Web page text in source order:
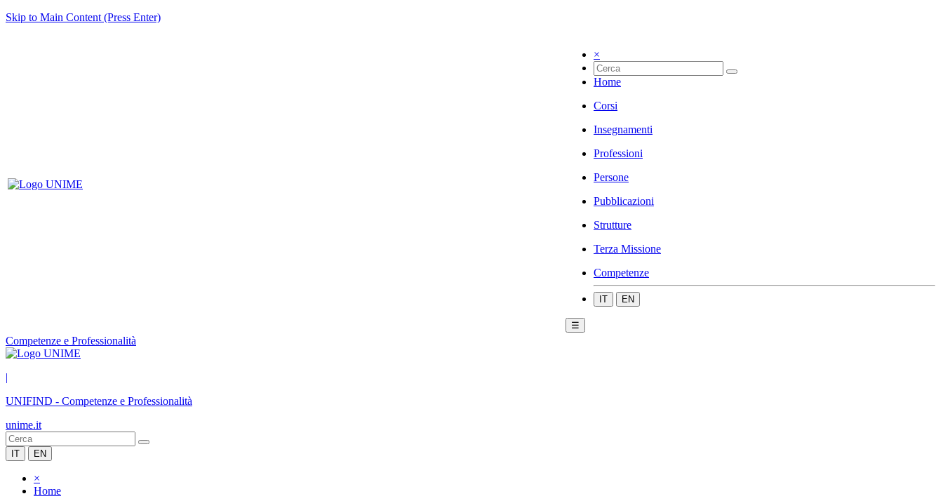
Skip to Main Content (Press Enter)
×
Home
Corsi
Insegnamenti
Professioni
Persone
Pubblicazioni
Strutture
Terza Missione
Competenze
IT EN
☰
Competenze e Professionalità
|
UNIFIND - Competenze e Professionalità
unime.it
IT EN
×
Home